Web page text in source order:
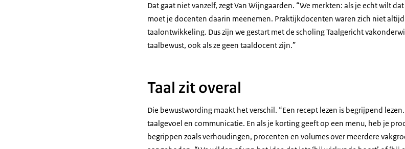
Dat gaat niet vanzelf, zegt Van Wijngaarden. “We merkten: als je echt wilt
moet je docenten daarin meenemen. Praktijkdocenten waren zich niet
taalontwikkeling. Dus zijn we gestart met de scholing Taalgericht
taalbewust, ook als ze geen taaldocent zijn.”
Taal zit overal
Die bewustwording maakt het verschil. “Een recept lezen is begrijpend
taalgevoel en communicatie. En als je korting geeft op een menu, heb je
begrippen zoals verhoudingen, procenten en volumes over meerdere